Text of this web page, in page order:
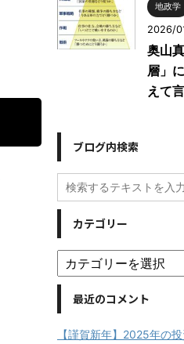
地政学
2026/
奥山
層」
えて
ブログ内検索
カテゴリー
最近のコメント
【謹賀新年】2025年の